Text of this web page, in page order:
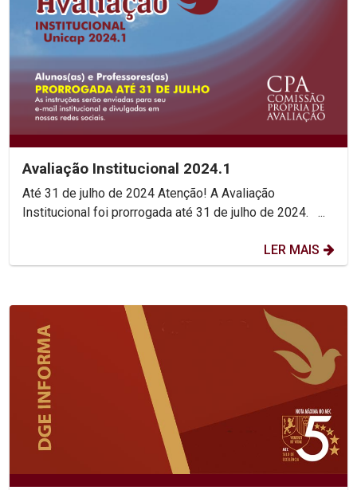
Avaliação Institucional 2024.1
Até 31 de julho de 2024 Atenção! A Avaliação
Institucional foi prorrogada até 31 de julho de 2024. ...
LER MAIS